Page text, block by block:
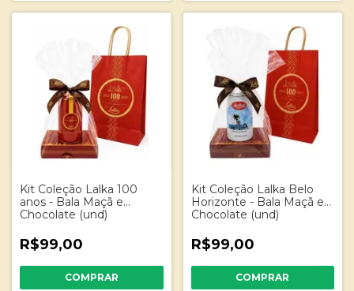
Kit Coleção Lalka 100
anos - Bala Maçã e
Chocolate (und)
R$99,00
Kit Coleção Lalka Belo
Horizonte - Bala Maçã e
Chocolate (und)
R$99,00